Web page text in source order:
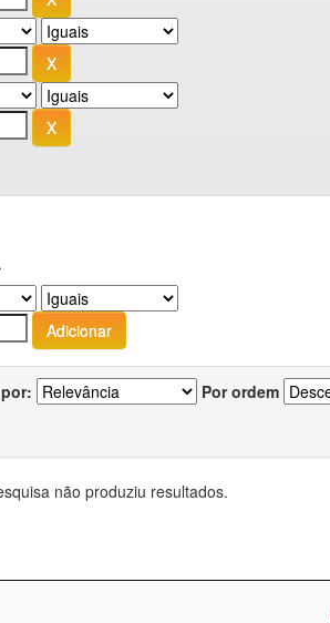
Por ordem
não produziu resultados.